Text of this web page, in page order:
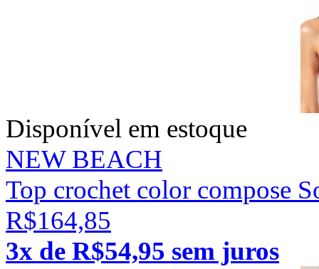
Disponível em estoque
NEW BEACH
Top crochet color compose
R$164,85
3x de R$54,95 sem juros